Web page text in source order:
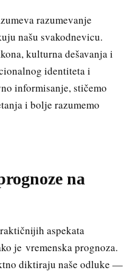
razumevanje
našu svakodnevicu.
kulturna dešavanja i
identiteta i
informisanje, stičemo
i bolje razumemo
na
aspekata
je vremenska prognoza.
diktiraju naše odluke —